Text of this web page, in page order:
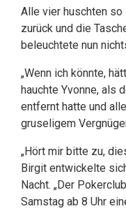
Alle vier huschten
zurück und die
beleuchtete nun
„Wenn ich könnte,
hauchte Yvonne, als
entfernt hatte und
gruseligem
„Hört mir bitte zu,
Birgit entwickelte
Nacht. „Der
Samstag ab 8 Uhr